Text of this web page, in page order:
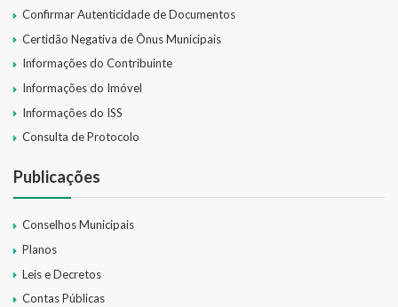
Confirmar Autenticidade de Documentos
Certidão Negativa de Ônus Municipais
Informações do Contribuinte
Informações do Imóvel
Informações do ISS
Consulta de Protocolo
Publicações
Conselhos Municipais
Planos
Leis e Decretos
Contas Públicas